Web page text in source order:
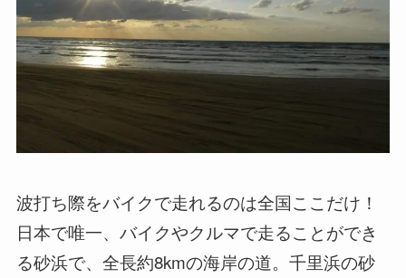
波打ち際をバイクで走れるのは全国ここだけ！
日本で唯一、バイクやクルマで走ることができ
る砂浜で、全長約8kmの海岸の道。千里浜の砂